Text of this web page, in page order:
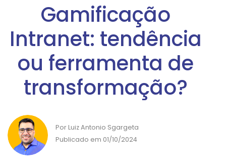
Gamificação
Intranet: tendência
ou ferramenta de
transformação?
Por Luiz Antonio Sgargeta
Publicado em 01/10/2024